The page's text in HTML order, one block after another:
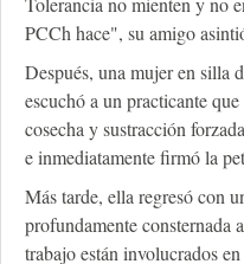
PCCh hace", su amigo
Después, una mujer en silla
escuchó a un practicante
cosecha y sustracción
e inmediatamente firmó la
Más tarde, ella regresó con
profundamente consternada
trabajo están involucrados